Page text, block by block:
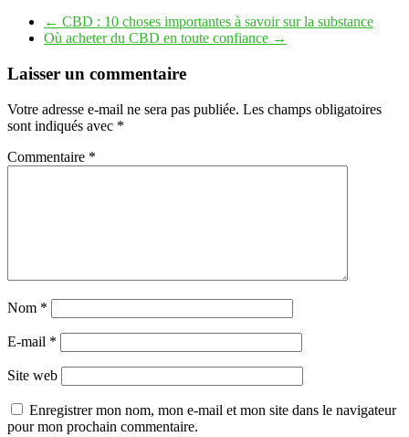
← CBD : 10 choses importantes à savoir sur la substance
Où acheter du CBD en toute confiance →
Laisser un commentaire
Votre adresse e-mail ne sera pas publiée. Les champs obligatoires
sont indiqués avec *
Commentaire *
Nom *
E-mail *
Site web
Enregistrer mon nom, mon e-mail et mon site dans le navigateur
pour mon prochain commentaire.